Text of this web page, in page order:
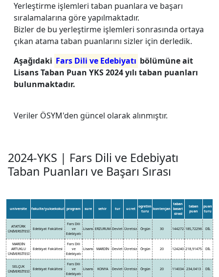
Yerleştirme işlemleri taban puanlara ve başarı
sıralamalarına göre yapılmaktadır.
Bizler de bu yerleştirme işlemleri sonrasında ortaya
çıkan atama taban puanlarını sizler için derledik.
Aşağıdaki Fars Dili ve Edebiyatı bölümüne ait
Lisans Taban Puan YKS 2024 yılı taban puanları
bulunmaktadır.
Veriler ÖSYM'den güncel olarak alınmıştır.
2024-YKS | Fars Dili ve Edebiyatı
Taban Puanları ve Başarı Sırası
universite fakulte/yuksekokul program sure sehir tur ucret
ogretim
turu
kontenjan
taban
basari
sirasi
taban
puan
puan
turu
ATATÜRK
ÜNİVERSİTESİ
Edebiyat Fakültesi
Fars Dili
ve
Edebiyatı
Lisans ERZURUM Devlet Ücretsiz Örgün 30 144272 185,72296 DİL
MARDİN
ARTUKLU
ÜNİVERSİTESİ
Edebiyat Fakültesi
Fars Dili
ve
Edebiyatı
Lisans MARDİN Devlet Ücretsiz Örgün 20 124240 218,91475 DİL
SELÇUK
ÜNİVERSİTESİ
Edebiyat Fakültesi
Fars Dili
ve
Edebiyatı
Lisans KONYA Devlet Ücretsiz Örgün 20 114034 234,0413 DİL